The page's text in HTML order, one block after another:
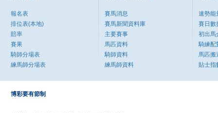
報名表
排位表(本地)
賠率
賽果
騎師分場表
練馬師分場表
賽馬消息
賽馬新聞資料庫
主要賽事
馬匹資料
騎師資料
練馬師資料
速勢能
賽日數
初出馬
騎練配
馬匹搬
貼士指
博彩要有節制